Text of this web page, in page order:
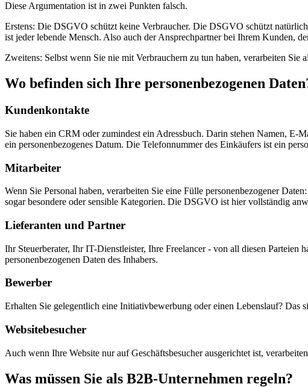
Diese Argumentation ist in zwei Punkten falsch.
Erstens: Die DSGVO schützt keine Verbraucher. Die DSGVO schützt
ist jeder lebende Mensch. Also auch der Ansprechpartner bei Ihrem Kunden,
Zweitens: Selbst wenn Sie nie mit Verbrauchern zu tun haben, verarbeiten
Wo befinden sich Ihre personenbezogenen
Kundenkontakte
Sie haben ein CRM oder zumindest ein Adressbuch. Darin stehen Namen,
ein personenbezogenes Datum. Die Telefonnummer des Einkäufers ist ein
Mitarbeiter
Wenn Sie Personal haben, verarbeiten Sie eine Fülle personenbezogener
sogar besondere oder sensible Kategorien. Die DSGVO ist hier vollständig
Lieferanten und Partner
Ihr Steuerberater, Ihr IT-Dienstleister, Ihre Freelancer - von all diesen
personenbezogenen Daten des Inhabers.
Bewerber
Erhalten Sie gelegentlich eine Initiativbewerbung oder einen Lebenslauf? Das
Websitebesucher
Auch wenn Ihre Website nur auf Geschäftsbesucher ausgerichtet ist,
Was müssen Sie als B2B-Unternehmen regeln?